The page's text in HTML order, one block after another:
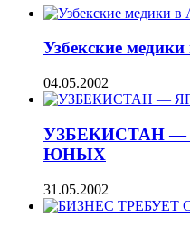
Узбекские
04.05.2002
УЗБЕКИСТАН
ЮНЫХ
31.05.2002